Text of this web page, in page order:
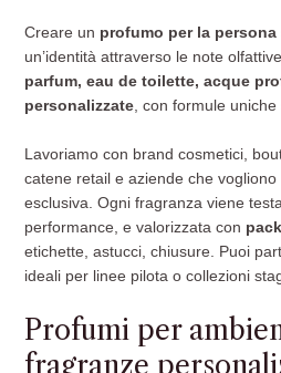
Creare un profumo per la persona
un’identità attraverso le note
parfum, eau de toilette, acque
personalizzate, con formule
Lavoriamo con brand cosmetici,
catene retail e aziende che
esclusiva. Ogni fragranza viene
performance, e valorizzata con
etichette, astucci, chiusure. Puoi
ideali per linee pilota o collezioni
Profumi per
fragranze